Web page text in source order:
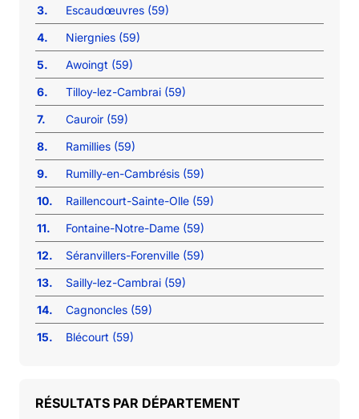
3.
Escaudœuvres (59)
4.
Niergnies (59)
5.
Awoingt (59)
6.
Tilloy-lez-Cambrai (59)
7.
Cauroir (59)
8.
Ramillies (59)
9.
Rumilly-en-Cambrésis (59)
10.
Raillencourt-Sainte-Olle (59)
11.
Fontaine-Notre-Dame (59)
12.
Séranvillers-Forenville (59)
13.
Sailly-lez-Cambrai (59)
14.
Cagnoncles (59)
15.
Blécourt (59)
RÉSULTATS PAR DÉPARTEMENT